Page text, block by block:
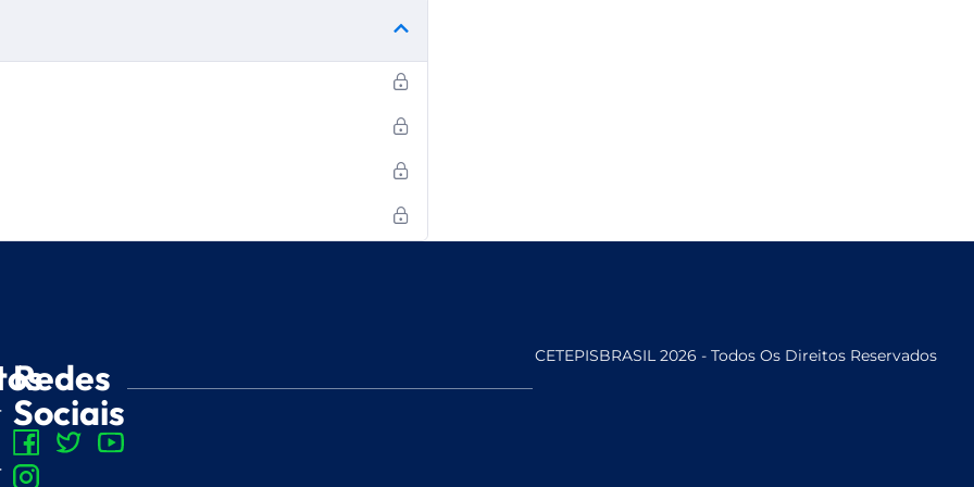
Redes
Sociais
CETEPISBRASIL 2026 - Todos Os Direitos Reservados